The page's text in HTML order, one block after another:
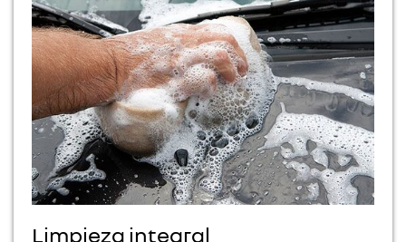
Limpieza integral